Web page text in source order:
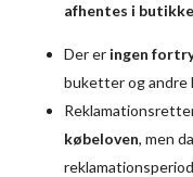
afhentes i
Der er ingen
buketter og andre
købeloven, men